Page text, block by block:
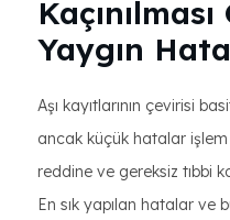
Yaygın
Aşı kayıtlarının çevirisi
ancak küçük hatalar
reddine ve gereksiz tıbbi
En sık yapılan hatalar ve